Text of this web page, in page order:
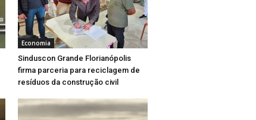
Economia
Sinduscon Grande Florianópolis
firma parceria para reciclagem de
resíduos da construção civil